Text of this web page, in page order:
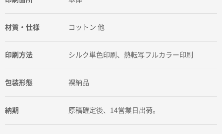
材質・仕様 コットン 他
印刷方法 シルク単色印刷、熱転写フルカラー印刷
包装形態 裸納品
納期 原稿確定後、14営業日出荷。